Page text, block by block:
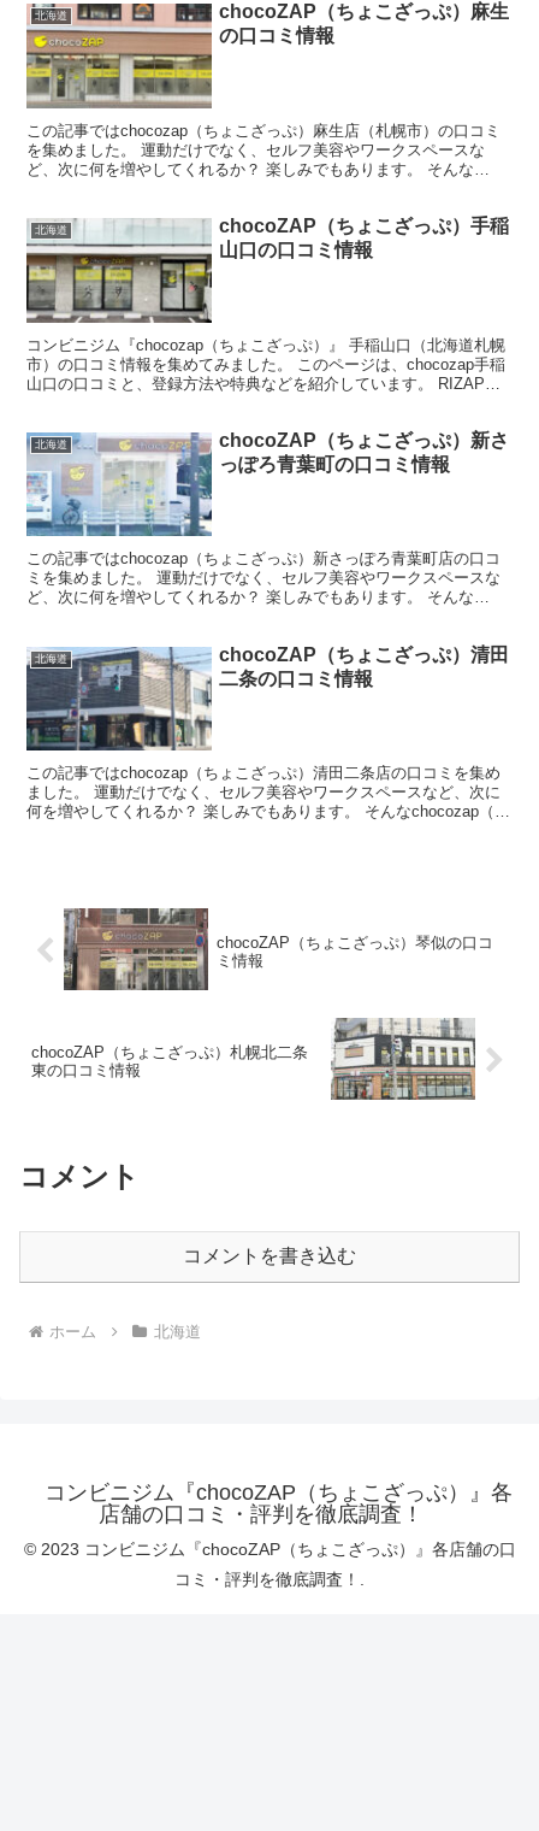
北海道
chocoZAP（ちょこざっぷ）麻生
の口コミ情報
この記事ではchocozap（ちょこざっぷ）麻生店（札幌市）の口コミ
を集めました。 運動だけでなく、セルフ美容やワークスペースな
ど、次に何を増やしてくれるか？ 楽しみでもあります。 そんな
北海道
chocoZAP（ちょこざっぷ）手稲
山口の口コミ情報
コンビニジム『chocozap（ちょこざっぷ）』 手稲山口（北海道札幌
市）の口コミ情報を集めてみました。 このページは、chocozap手稲
山口の口コミと、登録方法や特典などを紹介しています。 RIZAP監
北海道
chocoZAP（ちょこざっぷ）新さ
っぽろ青葉町の口コミ情報
この記事ではchocozap（ちょこざっぷ）新さっぽろ青葉町店の口コ
ミを集めました。 運動だけでなく、セルフ美容やワークスペースな
ど、次に何を増やしてくれるか？ 楽しみでもあります。 そんな
北海道
chocoZAP（ちょこざっぷ）清田
二条の口コミ情報
この記事ではchocozap（ちょこざっぷ）清田二条店の口コミを集め
ました。 運動だけでなく、セルフ美容やワークスペースなど、次に
何を増やしてくれるか？ 楽しみでもあります。 そんなchocozap（ち
chocoZAP（ちょこざっぷ）琴似の口コ
ミ情報
chocoZAP（ちょこざっぷ）札幌北二条
東の口コミ情報
コメント
コメントを書き込む
ホーム 北海道
コンビニジム『chocoZAP（ちょこざっぷ）』各
店舗の口コミ・評判を徹底調査！
© 2023 コンビニジム『chocoZAP（ちょこざっぷ）』各店舗の口
コミ・評判を徹底調査！.